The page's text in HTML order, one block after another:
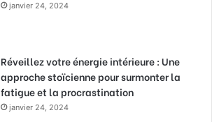
janvier 24, 2024
Réveillez votre énergie intérieure : Une
approche stoïcienne pour surmonter la
fatigue et la procrastination
janvier 24, 2024